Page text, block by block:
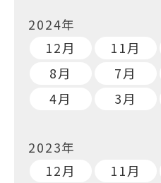
2024年
12月
11月
8月
7月
4月
3月
2023年
12月
11月